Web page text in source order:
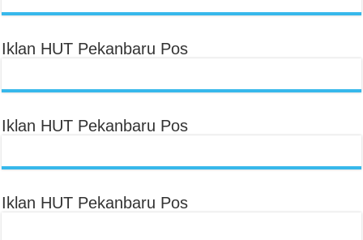
Iklan HUT Pekanbaru Pos
Iklan HUT Pekanbaru Pos
Iklan HUT Pekanbaru Pos